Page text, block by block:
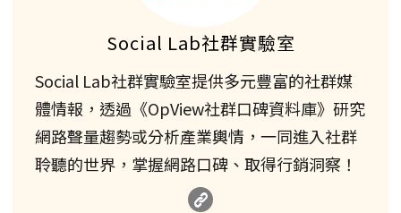
Social Lab社群實驗室
Social Lab社群實驗室提供多元豐富的社群媒
體情報，透過《OpView社群口碑資料庫》研究
網路聲量趨勢或分析產業輿情，一同進入社群
聆聽的世界，掌握網路口碑、取得行銷洞察！